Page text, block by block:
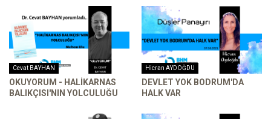
Cevat BAYHAN
OKUYORUM - HALİKARNAS
BALIKÇISI'NIN YOLCULUĞU
Hicran AYDOĞDU
DEVLET YOK BODRUM'DA
HALK VAR